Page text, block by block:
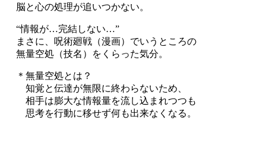
脳と心の処理が追いつかない。
“情報が…完結しない…”
まさに、呪術廻戦（漫画）でいうところの
無量空処（技名）をくらった気分。
＊無量空処とは？
知覚と伝達が無限に終わらないため、
相手は膨大な情報量を流し込まれつつも
思考を行動に移せず何も出来なくなる。